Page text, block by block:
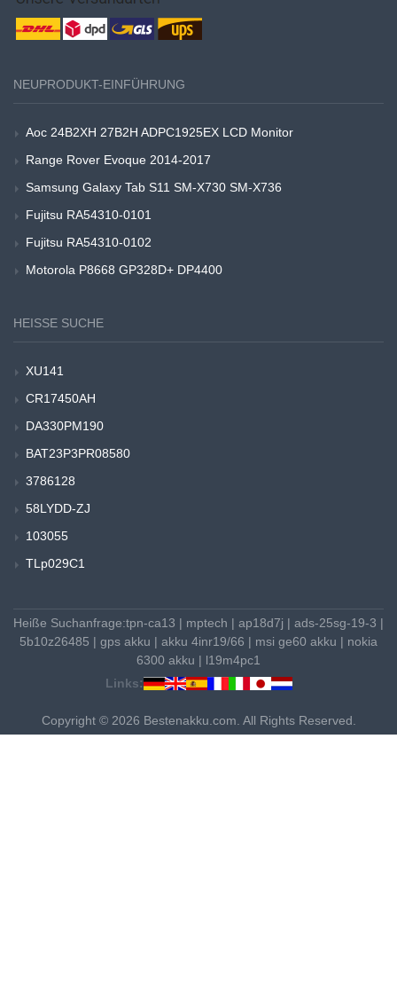
NEUPRODUKT-EINFÜHRUNG
Aoc 24B2XH 27B2H ADPC1925EX LCD Monitor
Range Rover Evoque 2014-2017
Samsung Galaxy Tab S11 SM-X730 SM-X736
Fujitsu RA54310-0101
Fujitsu RA54310-0102
Motorola P8668 GP328D+ DP4400
HEISSE SUCHE
XU141
CR17450AH
DA330PM190
BAT23P3PR08580
3786128
58LYDD-ZJ
103055
TLp029C1
Heiße Suchanfrage:tpn-ca13 | mptech | ap18d7j | ads-25sg-19-3 |
5b10z26485 | gps akku | akku 4inr19/66 | msi ge60 akku | nokia
6300 akku | l19m4pc1
Links:
Copyright © 2026 Bestenakku.com. All Rights Reserved.